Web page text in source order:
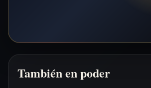
También en poder